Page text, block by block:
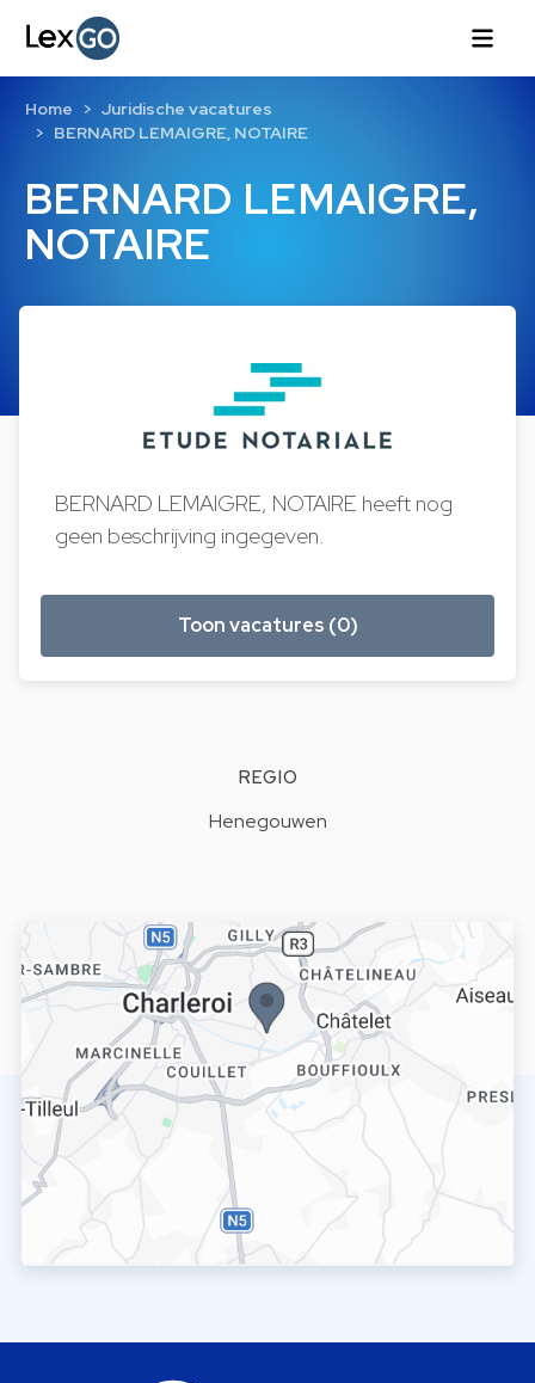
BERNARD LEMAIGRE,
NOTAIRE
Home
Juridische vacatures
BERNARD LEMAIGRE, NOTAIRE
BERNARD LEMAIGRE, NOTAIRE heeft nog
geen beschrijving ingegeven.
Toon vacatures (0)
REGIO
Henegouwen